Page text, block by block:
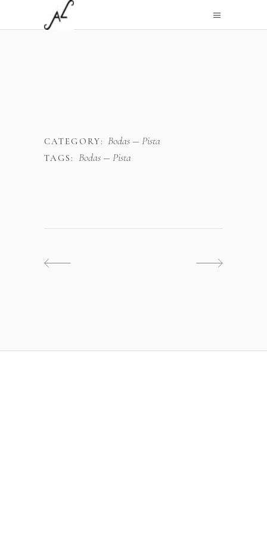
CATEGORY: Bodas Pista
TAGS: Bodas Pista